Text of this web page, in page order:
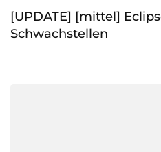
[UPDATE] [mittel]
Schwachstellen